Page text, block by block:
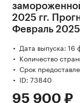
2025 гг.
Февраль
Дата выпуска: 16
Количество
Срок
ID: 73840
95 900 ₽